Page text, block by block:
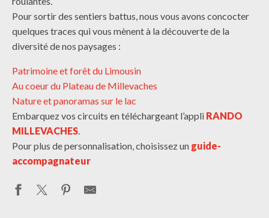
Pour sortir des sentiers battus, nous vous avons concocter
quelques traces qui vous mènent à la découverte de la
diversité de nos paysages :
Patrimoine et forêt du Limousin
Au coeur du Plateau de Millevaches
Nature et panoramas sur le lac
Embarquez vos circuits en téléchargeant l’appli RANDO
MILLEVACHES
Pour plus de personnalisation, choisissez un guide-
accompagnateur